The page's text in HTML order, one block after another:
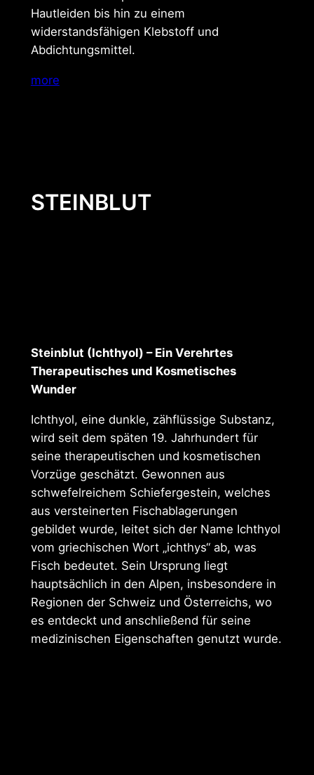
Hautleiden bis hin zu einem
widerstandsfähigen Klebstoff und
Abdichtungsmittel.
more
STEINBLUT
Steinblut (Ichthyol) – Ein Verehrtes
Therapeutisches und Kosmetisches
Wunder
Ichthyol, eine dunkle, zähflüssige Substanz,
wird seit dem späten 19. Jahrhundert für
seine therapeutischen und kosmetischen
Vorzüge geschätzt. Gewonnen aus
schwefelreichem Schiefergestein, welches
aus versteinerten Fischablagerungen
gebildet wurde, leitet sich der Name Ichthyol
vom griechischen Wort „ichthys“ ab, was
Fisch bedeutet. Sein Ursprung liegt
hauptsächlich in den Alpen, insbesondere in
Regionen der Schweiz und Österreichs, wo
es entdeckt und anschließend für seine
medizinischen Eigenschaften genutzt wurde.